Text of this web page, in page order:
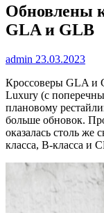
Обновлены
GLA и GLB
admin 23.03.2023
Кроссоверы GLA и
Luxury (с
плановому
больше обновок.
оказалась столь же
класса, B-класса и